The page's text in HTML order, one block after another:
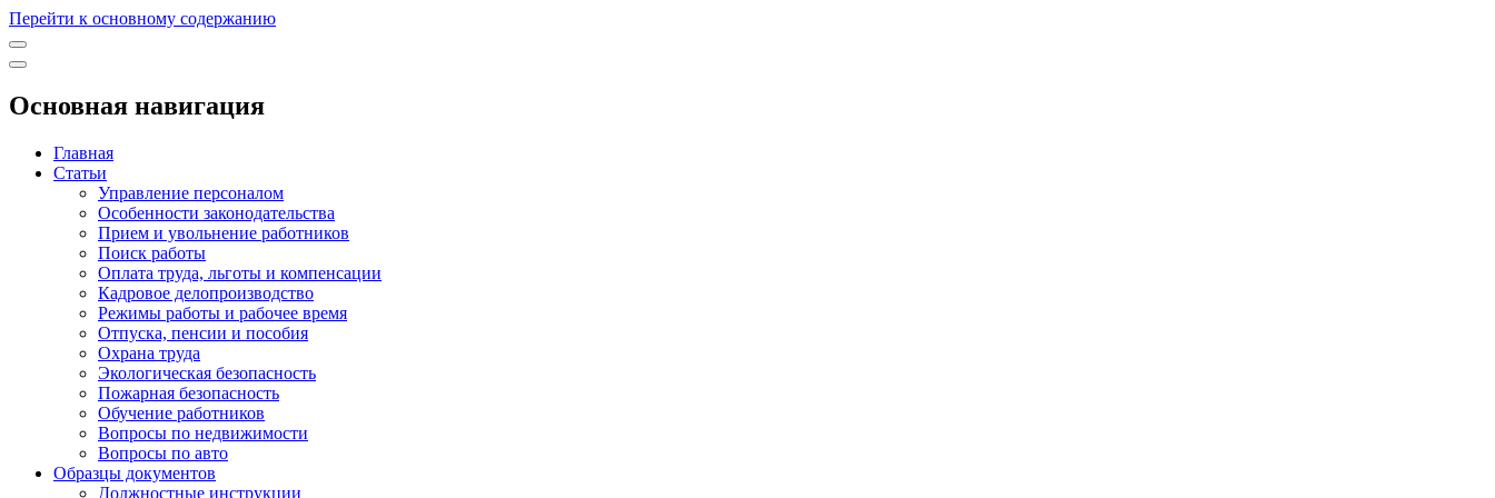
Перейти к основному содержанию
Основная навигация
Главная
Статьи
Управление персоналом
Особенности законодательства
Прием и увольнение работников
Поиск работы
Оплата труда, льготы и компенсации
Кадровое делопроизводство
Режимы работы и рабочее время
Отпуска, пенсии и пособия
Охрана труда
Экологическая безопасность
Пожарная безопасность
Обучение работников
Вопросы по недвижимости
Вопросы по авто
Образцы документов
Должностные инструкции